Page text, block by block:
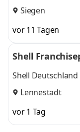
Siegen
vor 11 Tagen
Shell
Shell
Lennestadt
vor 1 Tag